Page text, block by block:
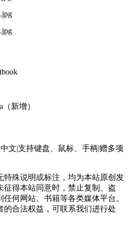
（新增）
文|支持键盘、鼠标、手柄|赠多项
特殊说明或标注，均为本站原创发
征得本站同意时，禁止复制、盗
何网站、书籍等各类媒体平台。
的合法权益，可联系我们进行处